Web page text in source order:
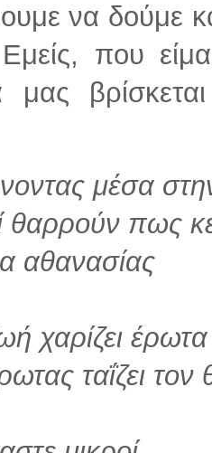
να δούμε
που
μας
μέσα
θαρρούν πως
αθανασίας
χαρίζει
ταΐζει